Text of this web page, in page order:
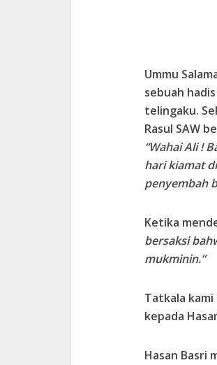
Ummu
sebuah
telingaku.
Rasul SAW
“Wahai Ali !
hari kiamat
penyembah
Ketika
bersaksi
mukminin.”
Tatkala kami
kepada
Hasan Basri